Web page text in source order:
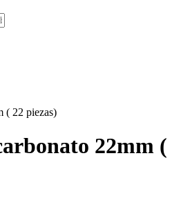
( 22 piezas)
22mm (